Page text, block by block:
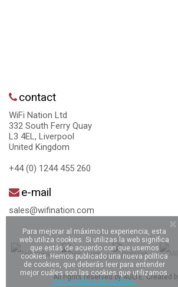
contact
WiFi Nation Ltd
332 South Ferry Quay
L3 4EL, Liverpool
United Kingdom
+44 (0) 1244 455 260
e-mail
sales@wifination.com
All rights reserved by 4GLTE. Created
Para mejorar al máximo tu experiencia, esta
web utiliza cookies. Si utilizas la web significa
que estás de acuerdo con que usemos
cookies. Hemos publicado una nueva política
de cookies, que deberás leer para entender
mejor cuáles son las cookies que utilizamos.
Ver la política de cookies.